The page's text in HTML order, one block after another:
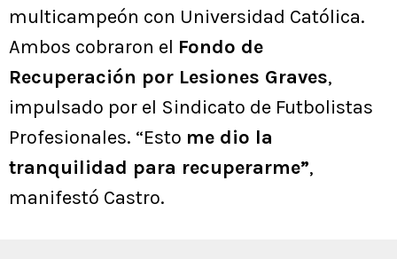
multicampeón con Universidad Católica.
Ambos cobraron el Fondo de
Recuperación por Lesiones Graves,
impulsado por el Sindicato de Futbolistas
Profesionales. “Esto me dio la
tranquilidad para recuperarme”,
manifestó Castro.